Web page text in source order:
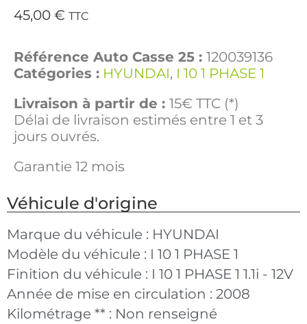
45,00 € TTC
Référence Auto Casse 25 : 120039136
Catégories : HYUNDAI, I 10 1 PHASE 1
Livraison à partir de : 15€ TTC (*)
Délai de livraison estimés entre 1 et 3
jours ouvrés.
Garantie 12 mois
Véhicule d'origine
Marque du véhicule : HYUNDAI
Modèle du véhicule : I 10 1 PHASE 1
Finition du véhicule : I 10 1 PHASE 1 1.1i - 12V
Année de mise en circulation : 2008
Kilométrage ** : Non renseigné